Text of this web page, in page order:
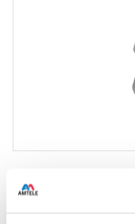
MPM5581
for monitoring in